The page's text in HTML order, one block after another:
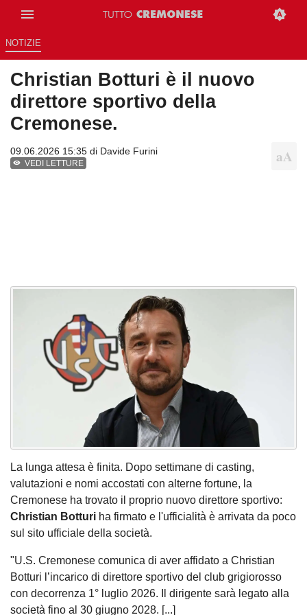
NOTIZIE
Christian Botturi è il nuovo
direttore sportivo della
Cremonese.
09.06.2026 15:35 di Davide Furini
VEDI LETTURE
La lunga attesa è finita. Dopo settimane di casting,
valutazioni e nomi accostati con alterne fortune, la
Cremonese ha trovato il proprio nuovo direttore sportivo:
Christian Botturi ha firmato e l'ufficialità è arrivata da poco
sul sito ufficiale della società.
"U.S. Cremonese comunica di aver affidato a Christian
Botturi l’incarico di direttore sportivo del club grigiorosso
con decorrenza 1° luglio 2026. Il dirigente sarà legato alla
società fino al 30 giugno 2028. [...]